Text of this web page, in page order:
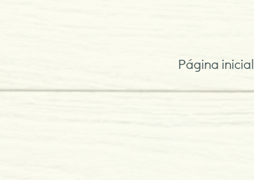
Página inicial